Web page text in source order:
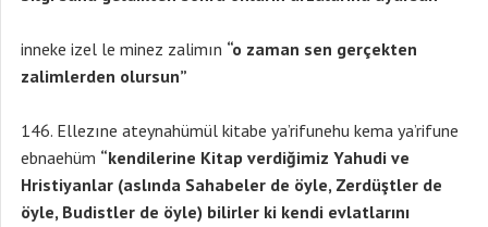
inneke izel le minez zalimın “o zaman sen gerçekten
zalimlerden olursun”
Ellezıne ateynahümül kitabe ya’rifunehu kema ya’rifune
ebnaehüm “kendilerine Kitap verdiğimiz Yahudi ve
Hristiyanlar (aslında Sahabeler de öyle, Zerdüştler de
öyle, Budistler de öyle) bilirler ki kendi evlatlarını